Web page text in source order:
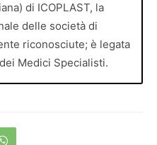
di ICOPLAST, la
delle società di
riconosciute; è legata
Medici Specialisti.